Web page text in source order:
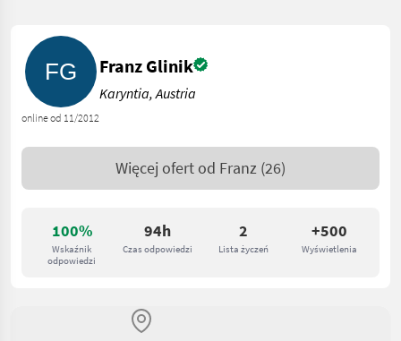
100%
Wskaźnik
odpowiedzi
94h
Czas odpowiedzi
2
Lista życzeń
+500
Wyświetlenia
online od 11/2012
Franz Glinik
Karyntia, Austria
Więcej ofert od Franz (26)